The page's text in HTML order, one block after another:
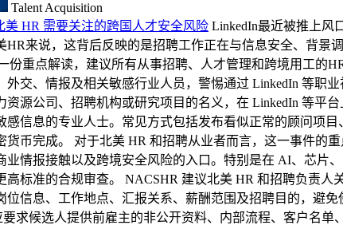
Talent Acquisition
HR 需要关注的跨国人才安全风险 LinkedIn最近被推上风
HR来说，这背后反映的是招聘工作正在与信息安全、背
份重点解读，建议所有从事招聘、人才管理和跨境用工的
交、情报及相关敏感行业人员，警惕通过 LinkedIn 等职
源公司、招聘机构或研究项目的名义，在 LinkedIn 等平
感信息的专业人士。常见方式包括发布看似正常的顾问项
币完成。 对于北美 HR 和招聘从业者而言，这一事件的
情报接触以及跨境安全风险的入口。特别是在 AI、芯片
标准的合规审查。 NACSHR 建议北美 HR 和招聘负责
信息、工作地点、汇报关系、薪酬范围及招聘目的，避
求候选人提供前雇主的非公开资料、内部流程、客户名